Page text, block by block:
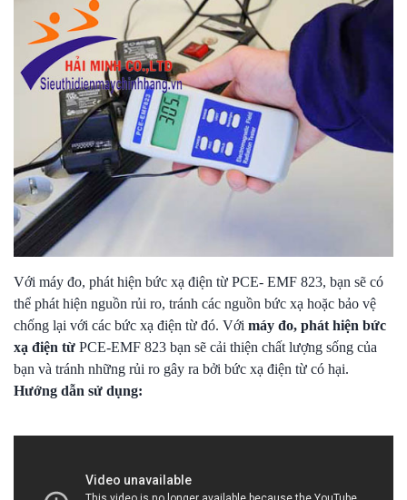
Với máy đo, phát hiện bức xạ điện từ PCE- EMF 823, bạn sẽ có
thể phát hiện nguồn rủi ro, tránh các nguồn bức xạ hoặc bảo vệ
chống lại với các bức xạ điện từ đó. Với máy đo, phát hiện bức
xạ điện từ PCE-EMF 823 bạn sẽ cải thiện chất lượng sống của
bạn và tránh những rủi ro gây ra bởi bức xạ điện từ có hại.
Hướng dẫn sử dụng: